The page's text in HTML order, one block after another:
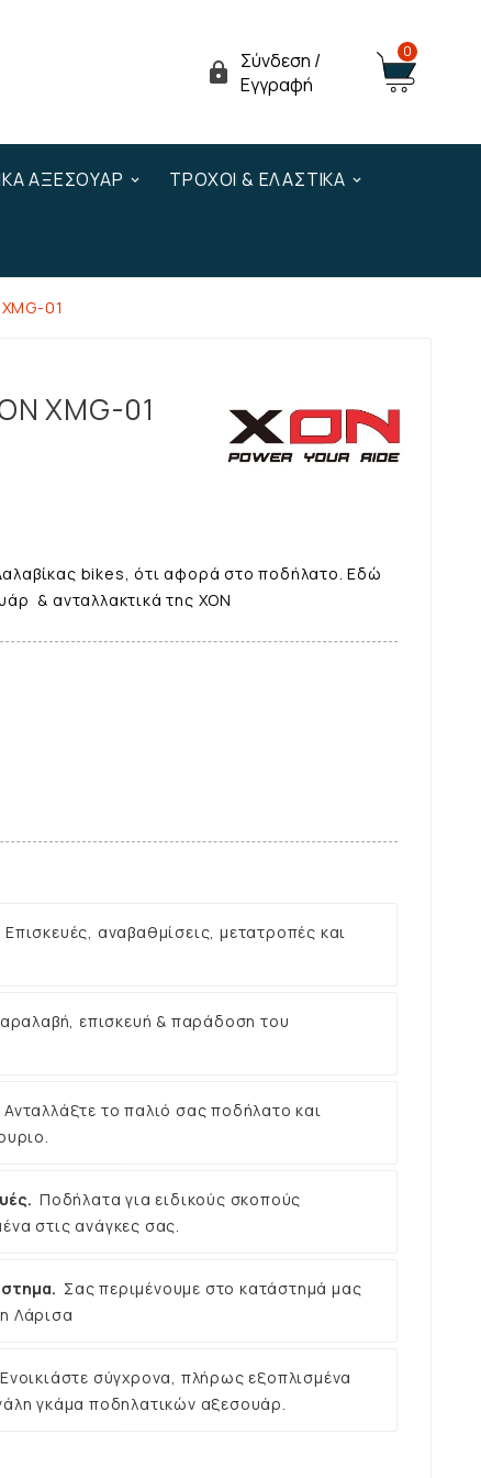
 Σύνδεση /
Εγγραφή
0
ΑΞΕΣΟΥΆΡ ΤΡΟΧΟΊ & ΕΛΑΣΤΙΚΆ
01
XMG-01
bikes, ότι αφορά στο ποδήλατο. Εδώ
& ανταλλακτικά της XON
Επισκευές, αναβαθμίσεις, μετατροπές και
επισκευή & παράδοση του
Ανταλλάξτε το παλιό σας ποδήλατο και
Ποδήλατα για ειδικούς σκοπούς
στις ανάγκες σας.
Σας περιμένουμε στο κατάστημά μας
Λάρισα
Ενοικιάστε σύγχρονα, πλήρως εξοπλισμένα
γκάμα ποδηλατικών αξεσουάρ.